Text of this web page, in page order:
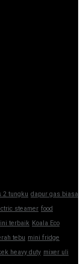
2 tungku dapur gas biasa
steamer food
terbaik Koala Eco
tebu mini fridge
heavy duty mixer uli